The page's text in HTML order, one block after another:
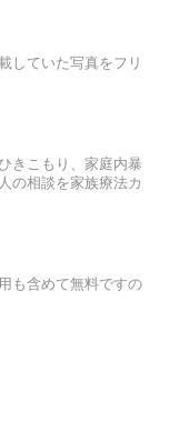
していた写真をフリ
きこもり、家庭内暴
の相談を家族療法カ
も含めて無料ですの